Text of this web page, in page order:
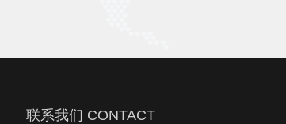
联系我们 CONTACT